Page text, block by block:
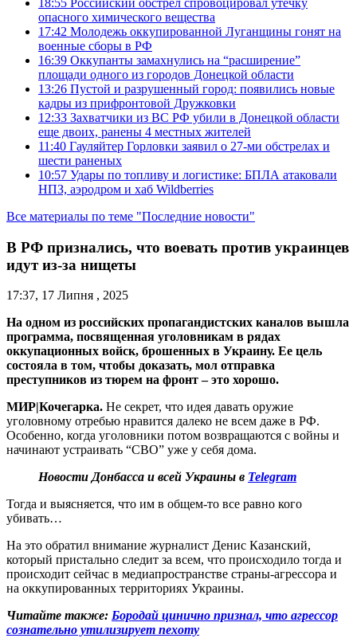
опасного химического вещества
17:42 Молодежь оккупированной Луганщины гонят на
военные сборы в РФ
16:39 Оккупанты замахнулись на “расширение”
площади одного из городов Донецкой области
13:26 Пустой и разрушенный город: появились новые
кадры из прифронтовой Дружковки
12:33 Захватчики из ВС РФ убили в Донецкой области
еще двоих, ранены 4 местных жителей
11:40 Гауляйтер Горловки заявил о 27-ми обстрелах и
шести раненых
10:57 Удары по топливу и логистике: БПЛА атаковали
НПЗ, аэродром и хаб Wildberries
Все материалы по теме "Последние новости"
В РФ признались, что воевать против украинцев
идут из-за нищеты
17:37, 17 Липня , 2025
На одном из российских пропагандистских каналов вышла
программа, посвященная уголовникам в рядах
оккупационных войск, брошенных в Украину. Ее цель
состояла в том, чтобы доказать, мол отправка
преступников из тюрем на фронт – это хорошо.
МИР|Кочегарка. Не секрет, что идея давать оружие
уголовному отребью нравится далеко не всем даже в РФ.
Особенно, когда уголовники потом возвращаются с войны и
начинают устраивать “СВО” уже у себя дома.
Новости Донбасса и всей Украины в Telegram
Тогда и выясняется, что им в общем-то все равно кого
убивать…
На это обратил внимание журналист Денис Казанский,
который пристально следит за всем, что происходило тогда и
происходит сейчас в медиапространстве страны-агрессора и
на оккупированных территориях Украины.
Читайте также: Бородай цинично признал, что агрессор
сознательно утилизирует пехоту